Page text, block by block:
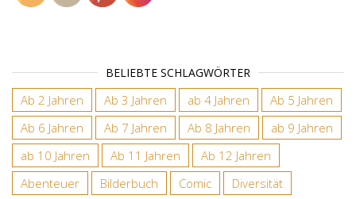
BELIEBTE SCHLAGWÖRTER
Ab 2 Jahren Ab 3 Jahren ab 4 Jahren
Ab 5 Jahren
Ab 6 Jahren
Ab 7 Jahren Ab 8 Jahren
ab 9 Jahren
ab 10 Jahren
Ab 11 Jahren
Ab 12 Jahren
Abenteuer
Bilderbuch Comic
Diversität